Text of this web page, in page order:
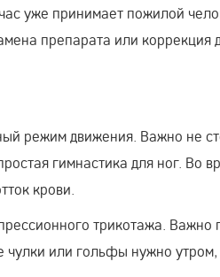
уже принимает пожилой
препарата или коррекция
режим движения. Важно не
гимнастика для ног. Во
крови.
трикотажа. Важно
или гольфы нужно утром,